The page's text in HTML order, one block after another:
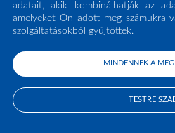
adatait, akik kombinálhatják az
amelyeket Ön adott meg számukra
szolgáltatásokból gyűjtöttek.
TESTRE
MINDENNEK A
COPYRIGHT ECLISSE S.R.L. 2026 - ALL
PRIVACY POLICY
COOKIE POLICY